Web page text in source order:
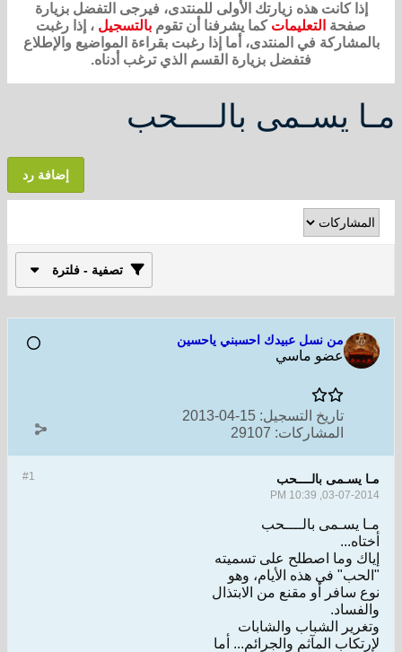
إذا كانت هذه زيارتك الأولى للمنتدى، فيرجى التفضل بزيارة
صفحة التعليمات كما يشرفنا أن تقوم بالتسجيل ، إذا رغبت
بالمشاركة في المنتدى، أما إذا رغبت بقراءة المواضيع والإطلاع
فتفضل بزيارة القسم الذي ترغب أدناه.
ﻣـﺎ ﻳﺴـﻤﻰ ﺑﺎﻟــــﺤﺐ
إضافة رد
تصفية - فلترة
من نسل عبيدك احسبني ياحسين
عضو ماسي
تاريخ التسجيل: 15-04-2013
المشاركات: 29107
#1 ﻣـﺎ ﻳﺴـﻤﻰ ﺑﺎﻟــــﺤﺐ
03-07-2014, 10:39 PM
ﻣـﺎ ﻳﺴـﻤﻰ ﺑﺎﻟــــﺤﺐ
ﺃﺧﺘﺎﻩ...
ﺇﻳﺎﻙ ﻭﻣﺎ ﺍﺻﻄﻠﺢ ﻋﻠﻰ ﺗﺴﻤﻴﺘﻪ
"ﺍﻟﺤﺐ" ﻓﻲ ﻫﺬﻩ ﺍﻷﻳﺎﻡ، ﻭﻫﻮ
ﻧﻮﻉ ﺳﺎﻓﺮ ﺃﻭ ﻣﻘﻨﻊ ﻣﻦ ﺍﻻﺑﺘﺬﺍﻝ
ﻭﺍﻟﻔﺴﺎﺩ.
ﻭﺗﻐﺮﻳﺮ ﺍﻟﺸﺒﺎﺏ ﻭﺍﻟﺸﺎﺑﺎﺕ
ﻹﺭﺗﻜﺎﺏ ﺍﻟﻤﺂﺛﻢ ﻭﺍﻟﺠﺮﺍﺋﻢ... ﺃﻣﺎ